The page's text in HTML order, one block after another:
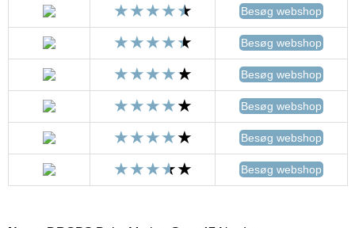
Besøg webshop
Besøg webshop
Besøg webshop
Besøg webshop
Besøg webshop
Besøg webshop